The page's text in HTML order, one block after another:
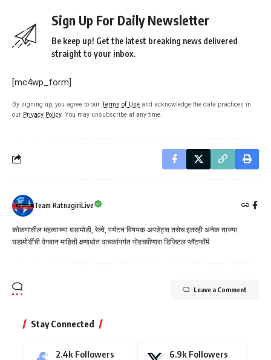
Sign Up For Daily Newsletter
Be keep up! Get the latest breaking news delivered
straight to your inbox.
[mc4wp_form]
By signing up, you agree to our Terms of Use and acknowledge the data practices in
our Privacy Policy. You may unsubscribe at any time.
Team RatnagiriLive
कोकणातील महत्वाच्या घडामोडी, रेल्वे, पर्यटन विषयक अपडेट्स तसेच इतरही अनेक ताज्या
घडामोडींची वेगवान माहिती क्षणार्धात वाचकांपर्यत पोहचवीणारा डिजिटल प्लॅटफॉर्म
Leave a Comment
Stay Connected
2.4k Followers 6.9k Followers